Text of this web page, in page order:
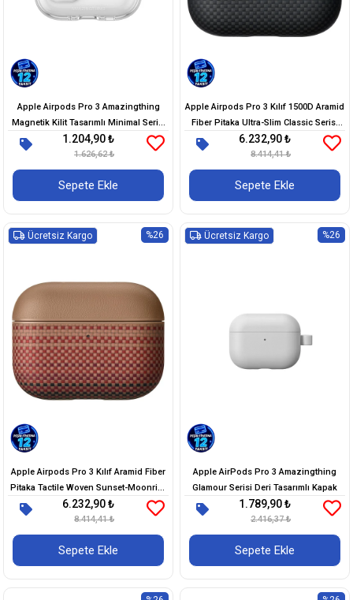
Apple Airpods Pro 3 Amazingthing
Magnetik Kilit Tasarımlı Minimal Serisi
Kılıf
1.204,90 ₺
1.626,62 ₺
Sepete Ekle
Apple Airpods Pro 3 Kılıf 1500D Aramid
Fiber Pitaka Ultra-Slim Classic Serisi
Black-Grey Twill Kapak
6.232,90 ₺
8.414,41 ₺
Sepete Ekle
Apple Airpods Pro 3 Kılıf Aramid Fiber
Pitaka Tactile Woven Sunset-Moonrise
Serisi Kapak
6.232,90 ₺
8.414,41 ₺
Sepete Ekle
%26
Ücretsiz Kargo
Apple AirPods Pro 3 Amazingthing
Glamour Serisi Deri Tasarımlı Kapak
1.789,90 ₺
2.416,37 ₺
Sepete Ekle
%26
Ücretsiz Kargo